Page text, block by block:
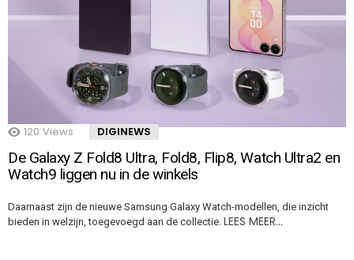
120 Views DIGINEWS
De Galaxy Z Fold8 Ultra, Fold8, Flip8, Watch Ultra2 en
Watch9 liggen nu in de winkels
Daarnaast zijn de nieuwe Samsung Galaxy Watch-modellen, die inzicht
bieden in welzijn, toegevoegd aan de collectie. LEES MEER…